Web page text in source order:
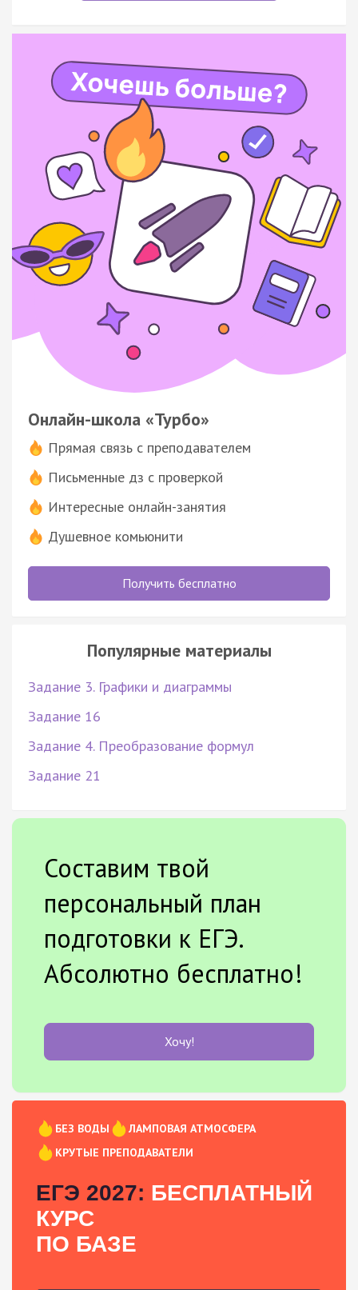
Онлайн-школа «Турбо»
Прямая связь с преподавателем
Письменные дз с проверкой
Интересные онлайн-занятия
Душевное комьюнити
Получить бесплатно
Популярные материалы
Задание 3. Графики и диаграммы
Задание 16
Задание 4. Преобразование формул
Задание 21
Составим твой
персональный план
подготовки к ЕГЭ.
Абсолютно бесплатно!
Хочу!
БЕЗ ВОДЫ
ЛАМПОВАЯ АТМОСФЕРА
КРУТЫЕ ПРЕПОДАВАТЕЛИ
ЕГЭ 2027: БЕСПЛАТНЫЙ
КУРС
ПО БАЗЕ